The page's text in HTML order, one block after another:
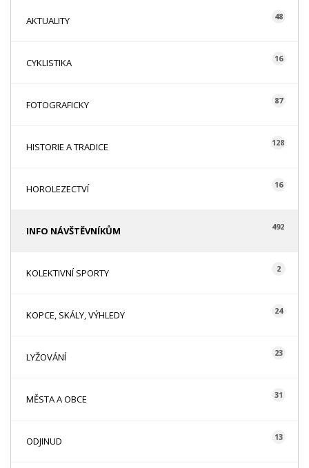
AKTUALITY 48
CYKLISTIKA 16
FOTOGRAFICKY 87
HISTORIE A TRADICE 128
HOROLEZECTVÍ 16
INFO NÁVŠTĚVNÍKŮM 492
KOLEKTIVNÍ SPORTY 2
KOPCE, SKÁLY, VÝHLEDY 24
LYŽOVÁNÍ 23
MĚSTA A OBCE 31
ODJINUD 13